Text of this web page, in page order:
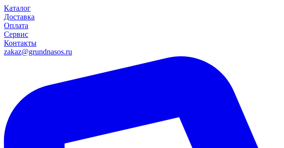
Каталог
Доставка
Оплата
Сервис
Контакты
zakaz@grundnasos.ru